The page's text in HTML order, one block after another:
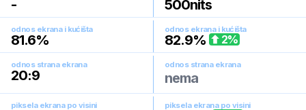
- 500nits
odnos ekrana i kućišta
81.6%
odnos ekrana i kućišta
82.9% 2%
odnos strana ekrana
20:9
odnos strana ekrana
nema
piksela ekrana po visini piksela ekrana po visini